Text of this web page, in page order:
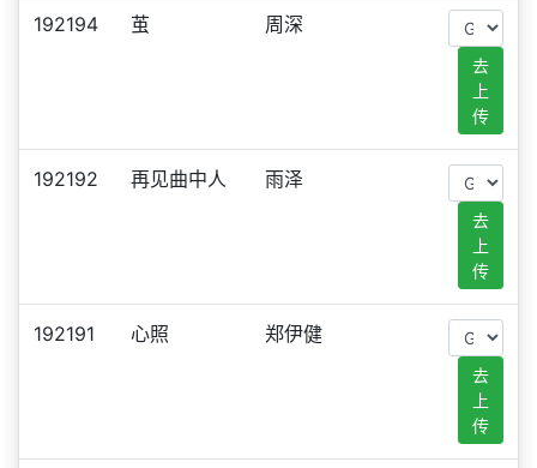
192194 茧 周深
去
上
传
192192 再见曲中人 雨泽
去
上
传
192191 心照 郑伊健
去
上
传